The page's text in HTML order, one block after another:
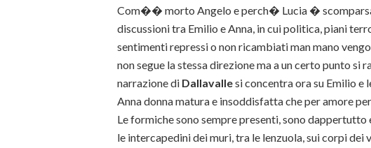
Com�� morto Angelo e perch� Lucia �
discussioni tra Emilio e Anna, in cui politica, piani
sentimenti repressi o non ricambiati man mano
non segue la stessa direzione ma a un certo punto
narrazione di Dallavallesi concentra ora su Emilio e
Anna donna matura e insoddisfatta che per amore
Le formiche sono sempre presenti, sono
le intercapedini dei muri, tra le lenzuola, sui corpi